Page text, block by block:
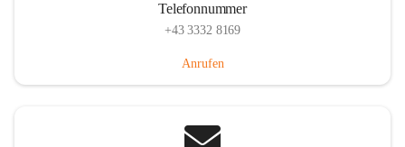
Telefonnummer
+43 3332 8169
Anrufen